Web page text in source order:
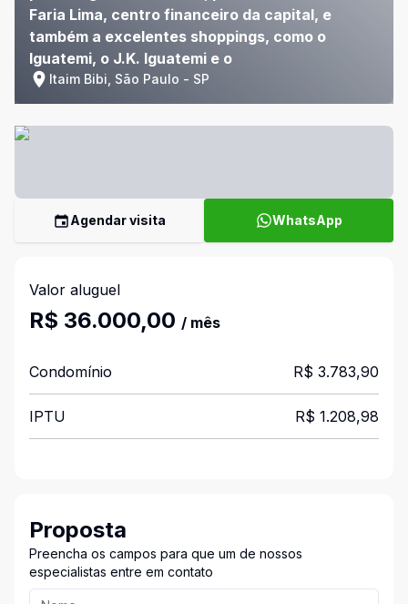
Faria Lima, centro financeiro da capital, e
também a excelentes shoppings, como o
Iguatemi, o J.K. Iguatemi e o
Itaim Bibi, São Paulo - SP
Agendar visita WhatsApp
Valor aluguel
R$ 36.000,00 / mês
Condomínio R$ 3.783,90
IPTU R$ 1.208,98
Proposta
Preencha os campos para que um de nossos
especialistas entre em contato